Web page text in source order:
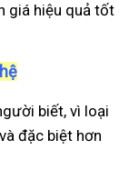
giá hiệu quả tốt
biết, vì loại
đặc biệt hơn